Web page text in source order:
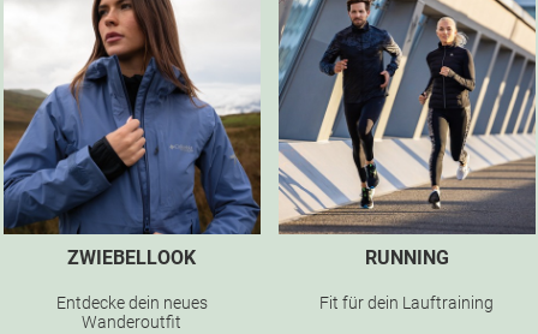
ZWIEBELLOOK
Entdecke dein neues
Wanderoutfit
RUNNING
Fit für dein Lauftraining